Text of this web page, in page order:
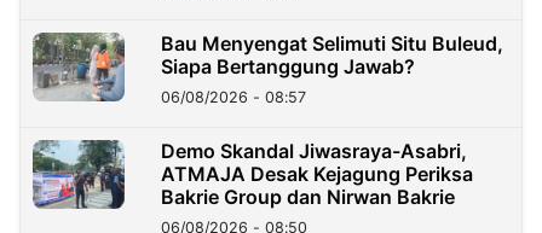
Bau Menyengat Selimuti Situ Buleud,
Siapa Bertanggung Jawab?
06/08/2026 - 08:57
Demo Skandal Jiwasraya-Asabri,
ATMAJA Desak Kejagung Periksa
Bakrie Group dan Nirwan Bakrie
06/08/2026 - 08:50